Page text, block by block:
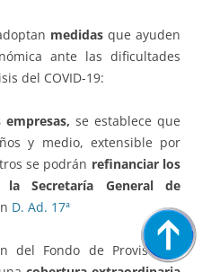
medidas que ayuden
ante las dificultades
del COVID-19:
se establece que
y medio, extensible por
se podrán refinanciar los
Secretaría General de
D. Ad. 17ª
del Fondo de Provisiones